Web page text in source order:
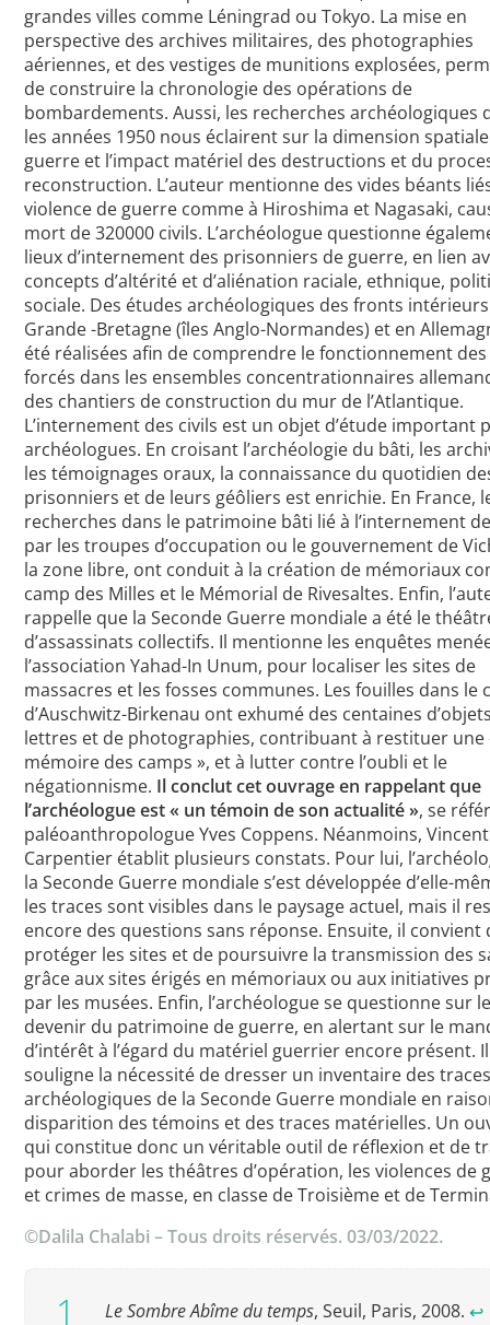
grandes villes comme Léningrad ou Tokyo. La mise en
perspective des archives militaires, des photographies
aériennes, et des vestiges de munitions explosées,
de construire la chronologie des opérations de
bombardements. Aussi, les recherches archéologiques
les années 1950 nous éclairent sur la dimension
guerre et l’impact matériel des destructions et du
reconstruction. L’auteur mentionne des vides béants
violence de guerre comme à Hiroshima et Nagasaki,
mort de 320000 civils. L’archéologue questionne
lieux d’internement des prisonniers de guerre, en lien
concepts d’altérité et d’aliénation raciale, ethnique,
sociale. Des études archéologiques des fronts
Grande -Bretagne (îles Anglo-Normandes) et en
été réalisées afin de comprendre le fonctionnement
forcés dans les ensembles concentrationnaires
des chantiers de construction du mur de l’Atlantique.
L’internement des civils est un objet d’étude important
archéologues. En croisant l’archéologie du bâti, les
les témoignages oraux, la connaissance du quotidien
prisonniers et de leurs géôliers est enrichie. En France,
recherches dans le patrimoine bâti lié à l’internement
par les troupes d’occupation ou le gouvernement de
la zone libre, ont conduit à la création de mémoriaux
camp des Milles et le Mémorial de Rivesaltes. Enfin,
rappelle que la Seconde Guerre mondiale a été le
d’assassinats collectifs. Il mentionne les enquêtes
l’association Yahad-In Unum, pour localiser les sites de
massacres et les fosses communes. Les fouilles dans le
d’Auschwitz-Birkenau ont exhumé des centaines
lettres et de photographies, contribuant à restituer une
mémoire des camps », et à lutter contre l’oubli et le
négationnisme. Il conclut cet ouvrage en rappelant que
l’archéologue est « un témoin de son actualité », se
paléoanthropologue Yves Coppens. Néanmoins, Vincent
Carpentier établit plusieurs constats. Pour lui,
la Seconde Guerre mondiale s’est développée d’elle-
les traces sont visibles dans le paysage actuel, mais il
encore des questions sans réponse. Ensuite, il convient
protéger les sites et de poursuivre la transmission des
grâce aux sites érigés en mémoriaux ou aux initiatives
par les musées. Enfin, l’archéologue se questionne sur
devenir du patrimoine de guerre, en alertant sur le
d’intérêt à l’égard du matériel guerrier encore présent. Il
souligne la nécessité de dresser un inventaire des
archéologiques de la Seconde Guerre mondiale en
disparition des témoins et des traces matérielles. Un
qui constitue donc un véritable outil de réflexion et de
pour aborder les théâtres d’opération, les violences de
et crimes de masse, en classe de Troisième et de
©Dalila Chalabi – Tous droits réservés. 03/03/2022.
Le Sombre Abîme du temps, Seuil, Paris, 2008. ↩︎